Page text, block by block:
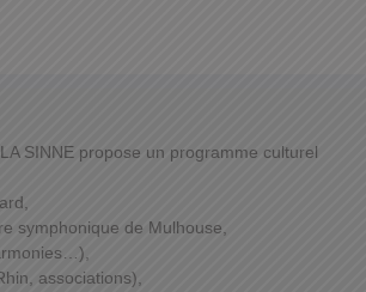
SINNE propose un programme culturel
symphonique de Mulhouse,
associations),